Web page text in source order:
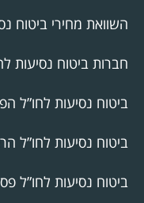
השוואת מחירי ביטוח
חברות ביטוח נסיעות
ביטוח נסיעות לחו”ל
ביטוח נסיעות לחו”ל
ביטוח נסיעות לחו”ל